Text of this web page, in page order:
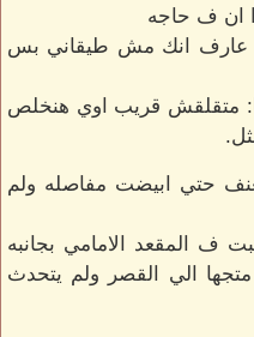
ان ف حاجه
عارف انك مش طيقاني بس
متقلقش قريب اوي هنخلص
حتي ابيضت مفاصله ولم
ف المقعد الامامي بجانبه
الي القصر ولم يتحدث